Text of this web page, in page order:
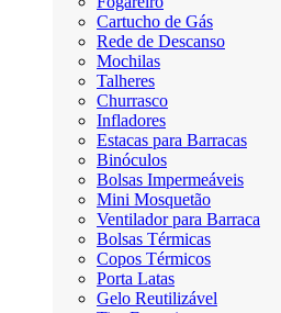
Cartucho de Gás
Rede de Descanso
Mochilas
Talheres
Churrasco
Infladores
Estacas para Barracas
Binóculos
Bolsas Impermeáveis
Mini Mosquetão
Ventilador para Barraca
Bolsas Térmicas
Copos Térmicos
Porta Latas
Gelo Reutilizável